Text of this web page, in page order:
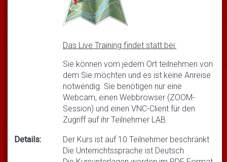
Das Live Training findet statt bei:
Sie können vom jedem Ort teilnehmen von
dem Sie möchten und es ist keine Anreise
notwendig. Sie benötigen nur eine
Webcam, einen Webbrowser (ZOOM-
Session) und einen VNC-Client für den
Zugriff auf ihr Teilnehmer LAB.
Details:
Der Kurs ist auf 10 Teilnehmer beschränkt
Die Unterrichtssprache ist Deutsch